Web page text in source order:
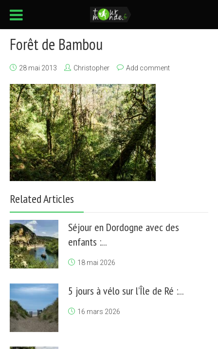
Forêt de Bambou
28 mai 2013 Christopher Add comment
Related Articles
Séjour en Dordogne avec des
enfants :...
18 mai 2026
5 jours à vélo sur l’Île de Ré :...
16 mars 2026